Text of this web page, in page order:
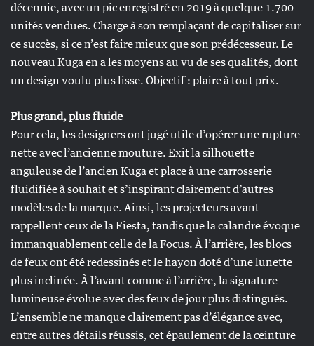
décennie, avec un pic enregistré en 2019 à quelque 1.700
unités vendues. Charge à son remplaçant de capitaliser sur
ce succès, si ce n’est faire mieux que son prédécesseur. Le
nouveau Kuga en a les moyens au vu de ses qualités, dont
un design voulu plus lisse. Objectif : plaire à tout prix.
Plus grand, plus fluide
Pour cela, les designers ont jugé utile d’opérer une rupture
nette avec l’ancienne mouture. Exit la silhouette
anguleuse de l’ancien Kuga et place à une carrosserie
fluidifiée à souhait et s’inspirant clairement d’autres
modèles de la marque. Ainsi, les projecteurs avant
rappellent ceux de la Fiesta, tandis que la calandre évoque
immanquablement celle de la Focus. À l’arrière, les blocs
de feux ont été redessinés et le hayon doté d’une lunette
plus inclinée. À l’avant comme à l’arrière, la signature
lumineuse évolue avec des feux de jour plus distingués.
L’ensemble ne manque clairement pas d’élégance avec,
entre autres détails réussis, cet épaulement de la ceinture